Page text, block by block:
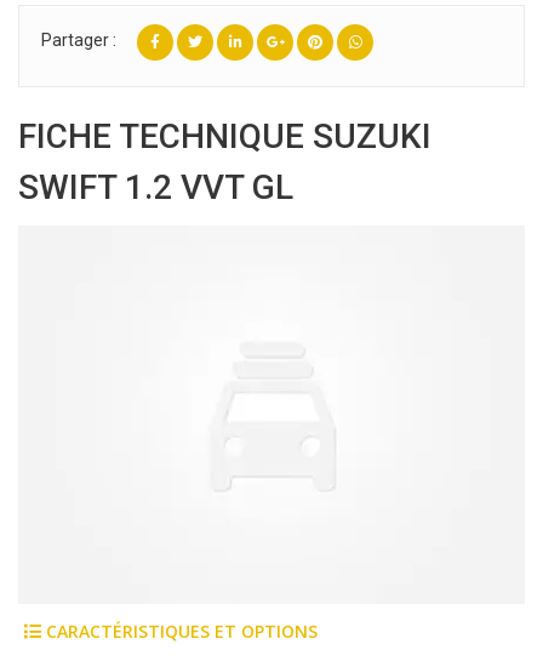
Partager :
FICHE TECHNIQUE SUZUKI
SWIFT 1.2 VVT GL
CARACTÉRISTIQUES ET OPTIONS